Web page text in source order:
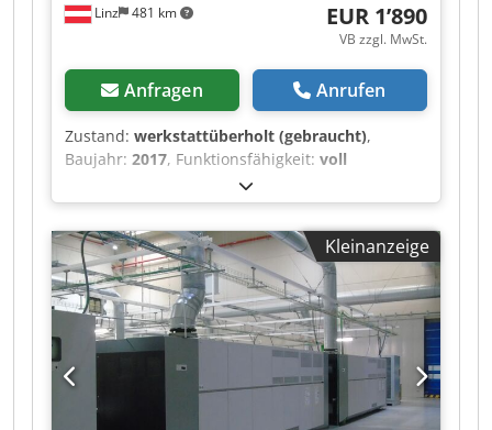
Linz 481 km EUR 1’890
VB zzgl. MwSt.
Anfragen Anrufen
Zustand: werkstattüberholt (gebraucht),
Baujahr: 2017, Funktionsfähigkeit: voll
, S. g. Damen & Herren! Wir
bieten Ihnen eine XEROX Colour Press C550 mit
CREO CX560 Print Server (Aktivierungsdongle für
Monitor, Tastatur & Maus ist inkludiert, die
Zubehörteile selbst jedich nicht!), i1
Spectralphotometer, A3+/SRA3 High Capacity
Feeder mit 1 Lade & Professional Booklet Maker
Finisher zum Kauf an. OPTIONAL: Als Alternative
zum CREO Print Server können wir dieses Gerät
zum gleich Preis auch mit einem intgrierten
FIERY EX-i 560 Controller ausrüsten! Bitte äußern
Kleinanzeige